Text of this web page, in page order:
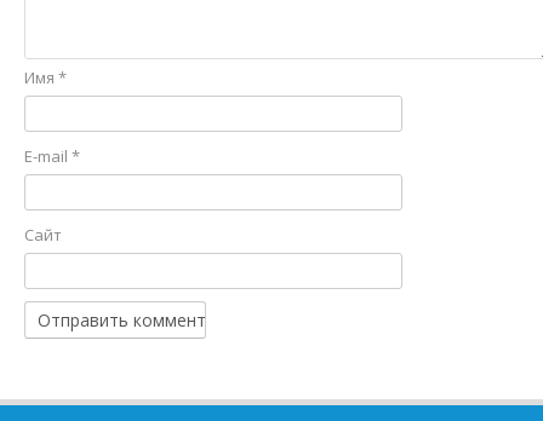
Имя *
E-mail *
Сайт